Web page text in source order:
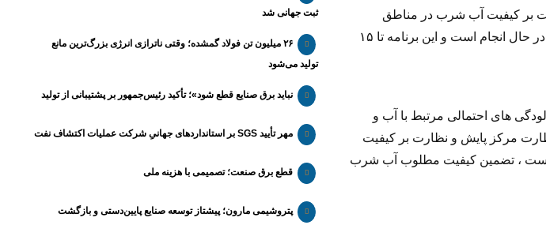
بر کیفیت آب شرب در مناطق
شهری ، روستایی ، گردشگری و پرتردد استان خوزستان ، از محل تولید تا نقطه مصرف کنترل و در حال انجام است و این برنامه تا ۱۵
های احتمالی مرتبط با آب و
مرکز پایش و نظارت بر کیفیت
است ، تضمین کیفیت مطلوب آب شرب
ثبت جهانی شد
۲۶ میلیون تن فولاد گمشده؛ وقتی ناترازی انرژی بزرگ‌ترین مانع
تولید می‌شود
نباید برق صنایع قطع شود»؛ تأکید رئیس‌جمهور بر پشتیبانی از تولید
مهر تأیید SGS بر استانداردهای جهانیِ شرکت عملیات اکتشاف نفت
قطع برق صنعت؛ تصمیمی با هزینه ملی
پتروشیمی مارون؛ پیشتاز توسعه صنایع پایین‌دستی و بازگشت